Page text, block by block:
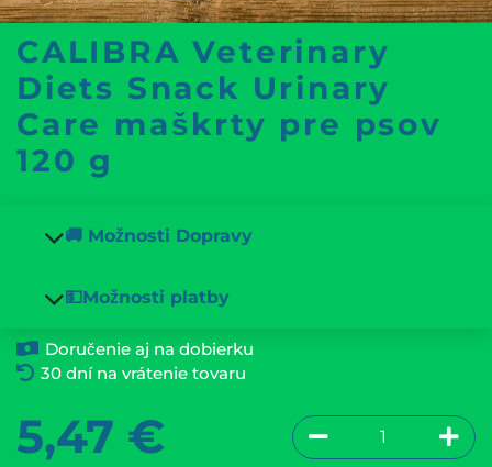
CALIBRA Veterinary
Diets Snack Urinary
Care maškrty pre psov
120 g
🚚 Možnosti Dopravy
💵Možnosti platby
Doručenie aj na dobierku
30 dní na vrátenie tovaru
5,47 €